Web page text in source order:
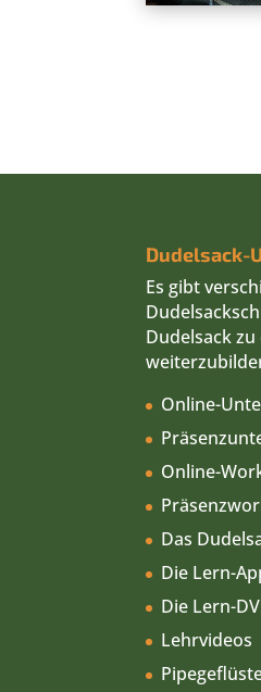
Dudelsack-
Es gibt
Dudelsack
Online-
Online-
Das
Die Lern-
Die Lern-
Lehrvideos